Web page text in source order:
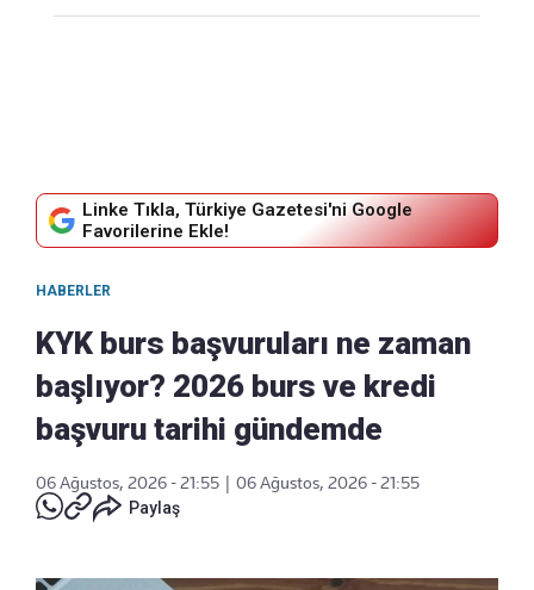
Linke Tıkla, Türkiye Gazetesi'ni Google
Favorilerine Ekle!
HABERLER
KYK burs başvuruları ne zaman
başlıyor? 2026 burs ve kredi
başvuru tarihi gündemde
06 Ağustos, 2026 - 21:55
06 Ağustos, 2026 - 21:55
Paylaş